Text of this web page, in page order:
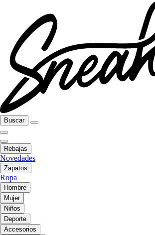
Buscar
Rebajas
Novedades
Zapatos
Ropa
Hombre
Mujer
Niños
Deporte
Accesorios